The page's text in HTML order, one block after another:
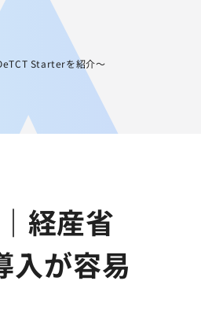
Starterを紹介～
経産省
入が容易